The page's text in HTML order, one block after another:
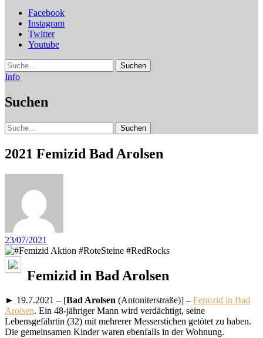
Facebook
Instagram
Twitter
Youtube
Suche
Info
Suchen
Suche
2021 Femizid Bad Arolsen
23/07/2021
Femizid in Bad Arolsen
► 19.7.2021 – [Bad Arolsen (Antoniterstraße)] – Femizid in Bad
Arolsen. Ein 48-jähriger Mann wird verdächtigt, seine
Lebensgefährtin (32) mit mehrerer Messerstichen getötet zu haben.
Die gemeinsamen Kinder waren ebenfalls in der Wohnung.